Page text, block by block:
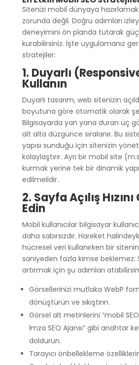
Sitenizi mobil dünyaya
zorunda değil. Doğru adımları
deneyimini ön planda tutarak
kurabilirsiniz. İşte uygulamanız
stratejiler:
1. Duyarlı
Kullanın
Duyarlı tasarım, web sitenizin
boyutuna göre otomatik olarak
Bilgisayarda yan yana duran üç
alt alta düzgünce sıralanır. Bu
yapısı sunduğu için sitenizin
kolaylaştırır. Ayrı bir mobil site
kurmak yerine tek bir dinamik
edilmelidir.
2. Sayfa Açılış
Edin
Mobil kullanıcılar bilgisayar
daha sabırsızdır. Hareket
hücresel veri kullanırken bir sitenin
saniyeden fazla kimse beklemez.
artırmak için şu adımları
Görsellerinizi mutlaka WebP
dönüştürün ve sıkıştırın.
Görsel alt metinlerini “mobil
İmza SEO Ajansı” gibi anahtar
doldurun.
Tarayıcı önbellekleme